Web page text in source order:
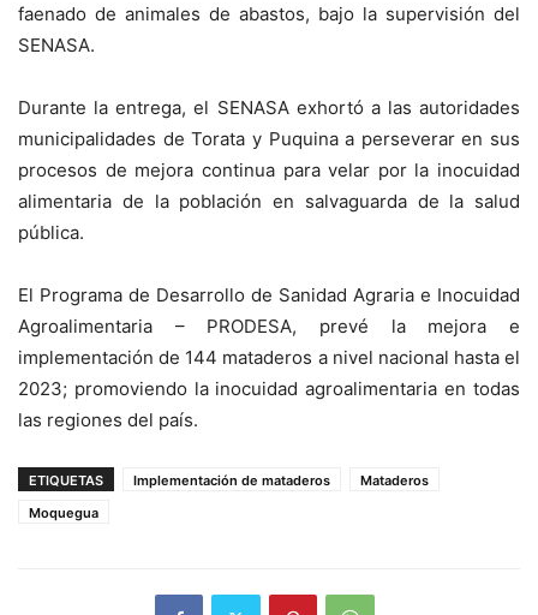
faenado de animales de abastos, bajo la supervisión del
SENASA.
Durante la entrega, el SENASA exhortó a las autoridades
municipalidades de Torata y Puquina a perseverar en sus
procesos de mejora continua para velar por la inocuidad
alimentaria de la población en salvaguarda de la salud
pública.
El Programa de Desarrollo de Sanidad Agraria e Inocuidad
Agroalimentaria – PRODESA, prevé la mejora e
implementación de 144 mataderos a nivel nacional hasta el
2023; promoviendo la inocuidad agroalimentaria en todas
las regiones del país.
ETIQUETAS Implementación de mataderos
Mataderos
Moquegua